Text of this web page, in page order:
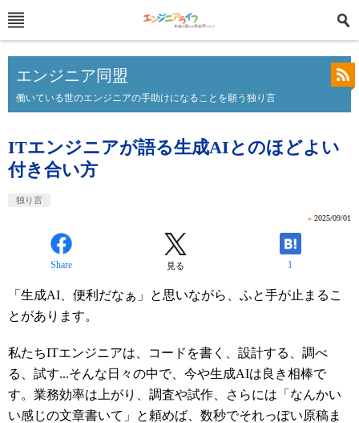
エンジニア同盟
働いている世のエンジニアの手助けになることを願う独り言
ITエンジニアが語る生成AIとのほどよい
付き合い方
独り言
» 2025/09/01
Share 見る 1
「生成AI、便利だなぁ」と思いながら、ふと手が止まるこ
とがあります。
私たちITエンジニアは、コードを書く、設計する、調べ
る、試す...そんな日々の中で、今や生成AIは良き相棒で
す。業務効率は上がり、調査や試作、さらには「なんかい
い感じの文章書いて」と頼めば、数秒でそれっぽい原稿ま